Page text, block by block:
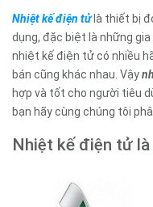
Nhiệt kế điện tửlà thiết bị
dụng, đặc biệt là những
nhiệt kế điện tử có nhiều
bán cũng khác nhau. Vậy
hợp và tốt cho người tiêu
bạn hãy cùng chúng tôi
Nhiệt kế điện tử là